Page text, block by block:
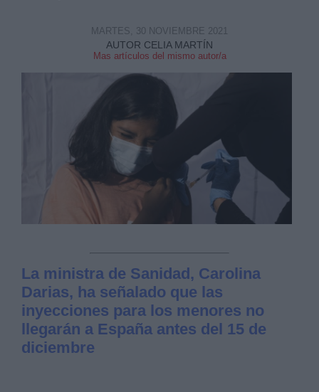
AUTOR CELIA MARTÍN
Mas artículos del mismo autor/a
MARTES, 30 NOVIEMBRE 2021
La ministra de Sanidad, Carolina
Darias, ha señalado que las
inyecciones para los menores no
llegarán a España antes del 15 de
diciembre
Información adicional